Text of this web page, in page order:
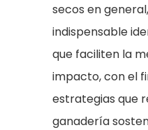
secos en
indispensable
que faciliten la
impacto, con el
estrategias que
ganadería